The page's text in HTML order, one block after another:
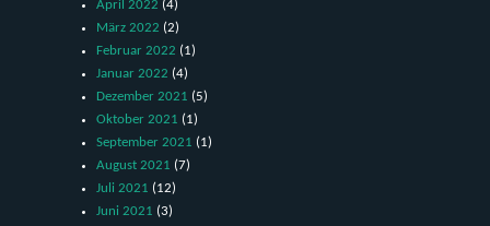
April 2022 (4)
März 2022 (2)
Februar 2022 (1)
Januar 2022 (4)
Dezember 2021 (5)
Oktober 2021 (1)
September 2021 (1)
August 2021 (7)
Juli 2021 (12)
Juni 2021 (3)